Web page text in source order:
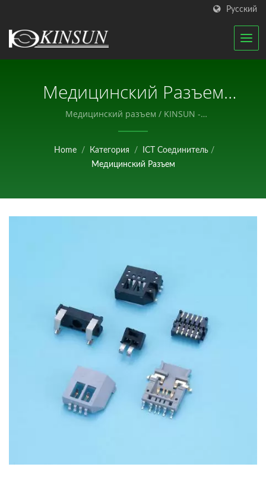
Русский
Медицинский Разъем
Типа SMT,
Соответствующий
Директиве RoHS. /
Профессиональный
Компонентов.
Медицинский разъем / KINSUN -
Профессиональный производитель электронных
Home / Категория / ICT Соединитель /
Медицинский Разъем